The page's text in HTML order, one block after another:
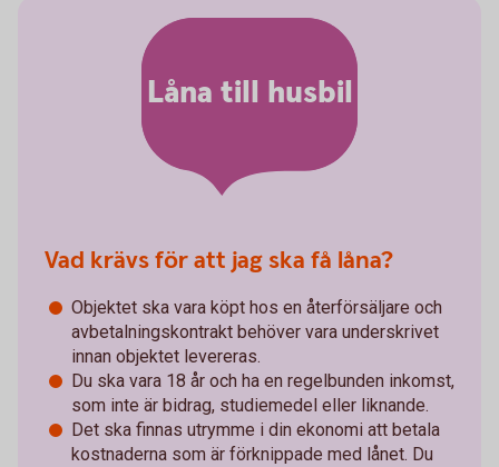
Vad krävs för att jag ska få låna?
Objektet ska vara köpt hos en återförsäljare och
avbetalningskontrakt behöver vara underskrivet
innan objektet levereras.
Du ska vara 18 år och ha en regelbunden inkomst,
som inte är bidrag, studiemedel eller liknande.
Det ska finnas utrymme i din ekonomi att betala
kostnaderna som är förknippade med lånet. Du
Låna till husbil